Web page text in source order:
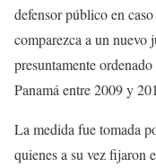
defensor público en
comparezca a un nuevo
presuntamente
Panamá entre 2009 y
La medida fue tomada
quienes a su vez fijaron